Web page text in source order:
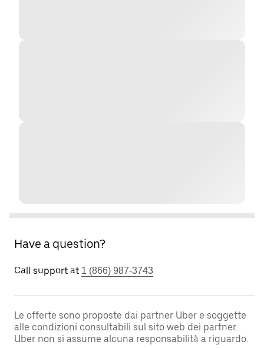
Have a question?
Call support at 1 (866) 987-3743
Le offerte sono proposte dai partner Uber e soggette
alle condizioni consultabili sul sito web dei partner.
Uber non si assume alcuna responsabilità a riguardo.